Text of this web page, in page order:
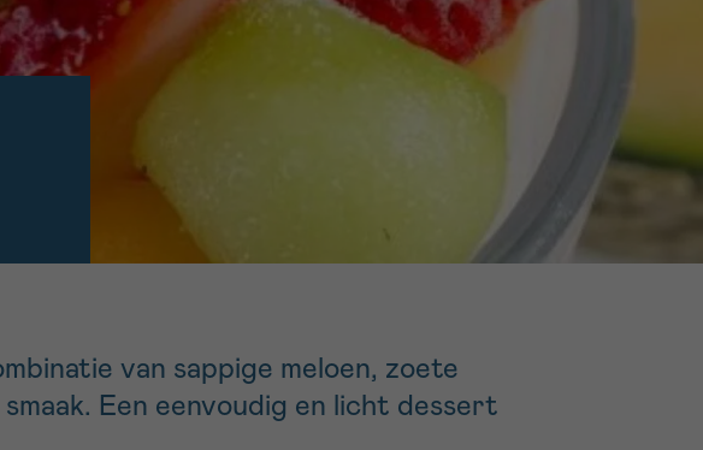
van sappige meloen, zoete
Een eenvoudig en licht dessert
Via ons
contactformulier
Meer weten over
16h-18h